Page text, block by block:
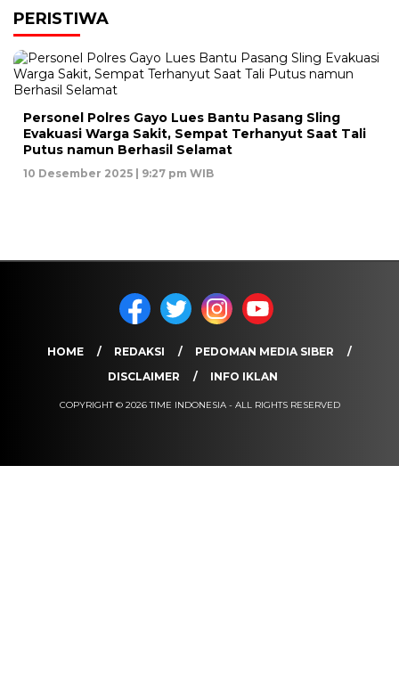
PERISTIWA
Personel Polres Gayo Lues Bantu Pasang Sling
Evakuasi Warga Sakit, Sempat Terhanyut Saat Tali
Putus namun Berhasil Selamat
10 Desember 2025 | 9:27 pm WIB
HOME REDAKSI
PEDOMAN MEDIA SIBER
DISCLAIMER
INFO IKLAN
COPYRIGHT © 2026 TIME INDONESIA - ALL RIGHTS RESERVED